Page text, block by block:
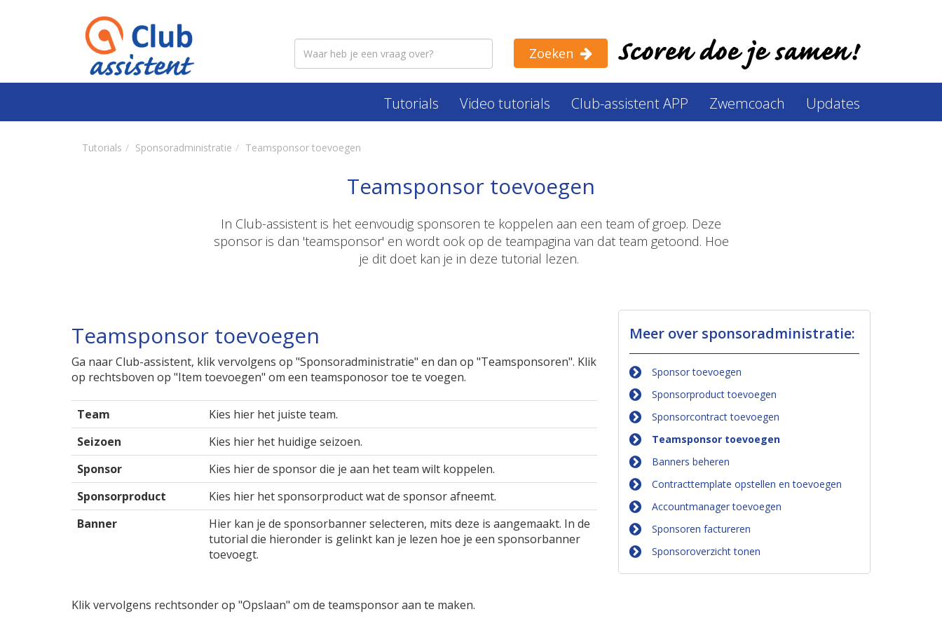
Zoeken
Tutorials Video tutorials Club-assistent APP Zwemcoach Updates
Tutorials Sponsoradministratie Teamsponsor toevoegen
Teamsponsor toevoegen
In Club-assistent is het eenvoudig sponsoren te koppelen aan een team of groep. Deze
sponsor is dan 'teamsponsor' en wordt ook op de teampagina van dat team getoond. Hoe
je dit doet kan je in deze tutorial lezen.
Teamsponsor toevoegen
Ga naar Club-assistent, klik vervolgens op "Sponsoradministratie" en dan op "Teamsponsoren". Klik
op rechtsboven op "Item toevoegen" om een teamsponosor toe te voegen.
Team
Kies hier het juiste team.
Seizoen
Kies hier het huidige seizoen.
Sponsor
Kies hier de sponsor die je aan het team wilt koppelen.
Sponsorproduct
Kies hier het sponsorproduct wat de sponsor afneemt.
Banner
Hier kan je de sponsorbanner selecteren, mits deze is aangemaakt. In de
tutorial die hieronder is gelinkt kan je lezen hoe je een sponsorbanner
toevoegt.
Klik vervolgens rechtsonder op "Opslaan" om de teamsponsor aan te maken.
Meer over sponsoradministratie:
Sponsor toevoegen
Sponsorproduct toevoegen
Sponsorcontract toevoegen
Teamsponsor toevoegen
Banners beheren
Contracttemplate opstellen en toevoegen
Accountmanager toevoegen
Sponsoren factureren
Sponsoroverzicht tonen